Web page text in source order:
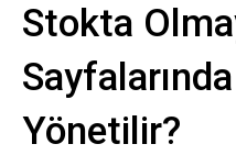
Stokta
Sayfalarında
Yönetilir?